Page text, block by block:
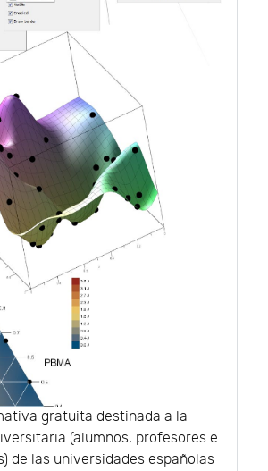
gratuita destinada a la
(alumnos, profesores e
de las universidades españolas